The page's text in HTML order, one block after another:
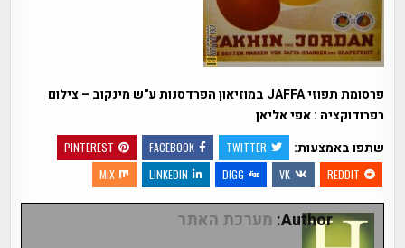
פרסומת תפוזי JAFFA במוזיאון הפרדסנות ע"ש מינקוב – צילום
רפרודוקציה : אפי אליאן
שתפו באמצעות:
TWITTER
FACEBOOK
PINTEREST
REDDIT
VK
DIGG
LINKEDIN
MIX
Author: מערכת האתר